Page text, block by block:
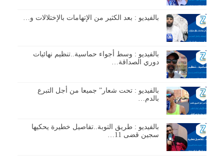
بالفيديو : بعد الكثير من الإتهامات بالإختلالات و…
بالفيديو : وسط أجواء حماسية..تنظيم نهائيات
دوري الصداقة…
بالفيديو : تحت شعار” جميعا من أجل التبرع
بالدم…
بالفيديو : طريق التوبة..تفاصيل خطيرة يحكيها
سجين قضى 11…